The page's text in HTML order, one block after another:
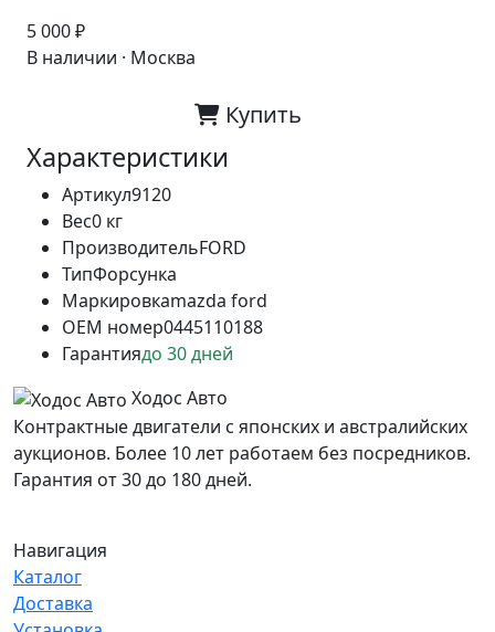
5 000 ₽
В наличии · Москва
Купить
Характеристики
Артикул9120
Вес0 кг
ПроизводительFORD
ТипФорсунка
Маркировкаmazda ford
OEM номер0445110188
Гарантиядо 30 дней
Ходос Авто
Контрактные двигатели с японских и австралийских
аукционов. Более 10 лет работаем без посредников.
Гарантия от 30 до 180 дней.
Навигация
Каталог
Доставка